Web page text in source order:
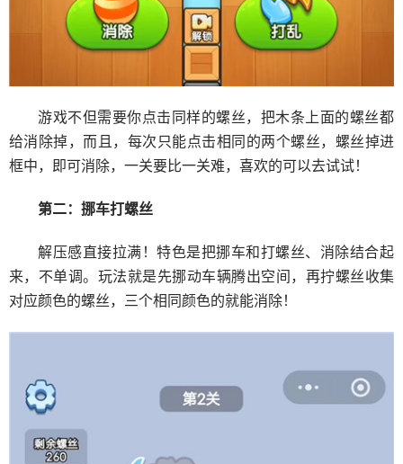
游戏不但需要你点击同样的螺丝，把木条上面的螺丝都
给消除掉，而且，每次只能点击相同的两个螺丝，螺丝掉进
框中，即可消除，一关要比一关难，喜欢的可以去试试！
第二：挪车打螺丝
解压感直接拉满！特色是把挪车和打螺丝、消除结合起
来，不单调。玩法就是先挪动车辆腾出空间，再拧螺丝收集
对应颜色的螺丝，三个相同颜色的就能消除！